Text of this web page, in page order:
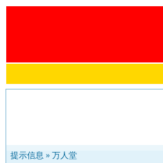
提示信息 » 万人堂